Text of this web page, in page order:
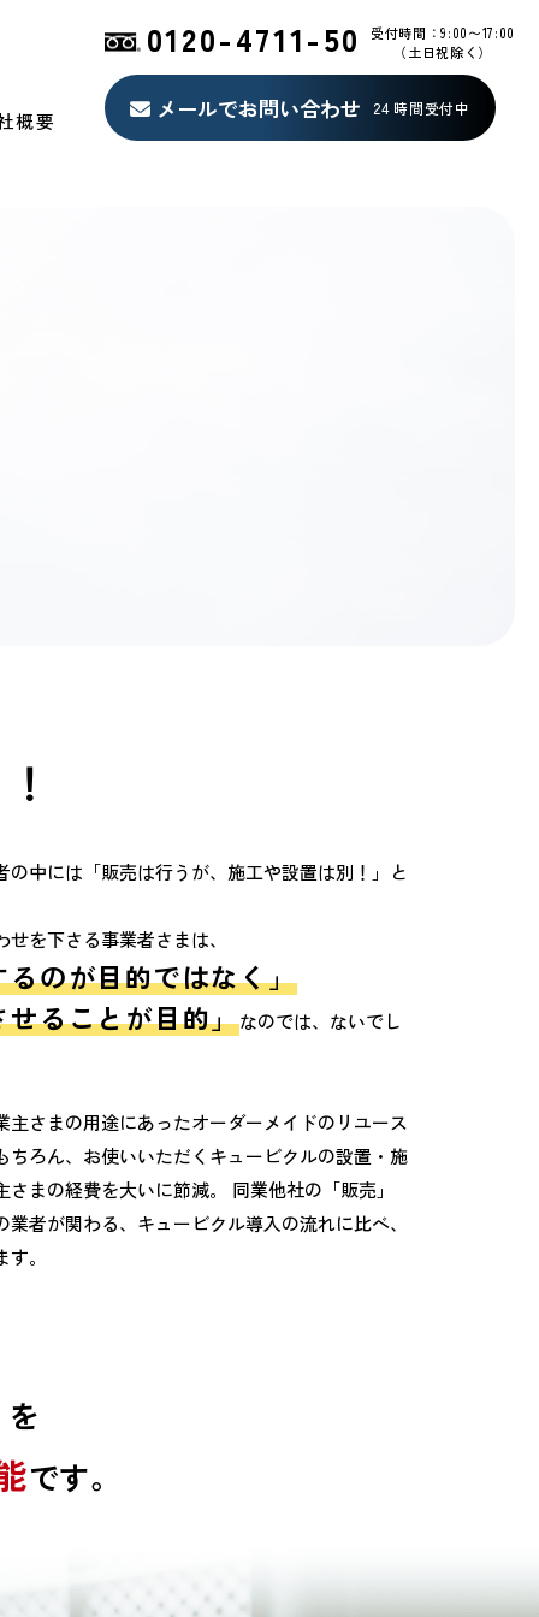
概要
0120-4711-50
受付時間：9:00〜17:00
（土日祝除く）
メールでお問い合わせ 24 時間受付中
中には「販売は行うが、施工や設置は別！」と
を下さる事業者さまは、
のが目的ではなく」
ることが目的」なのでは、ないでし
さまの用途にあったオーダーメイドのリユース
ろん、お使いいただくキュービクルの設置・施
まの経費を大いに節減。 同業他社の「販売」
者が関わる、キュービクル導入の流れに比べ、
。
を
です。